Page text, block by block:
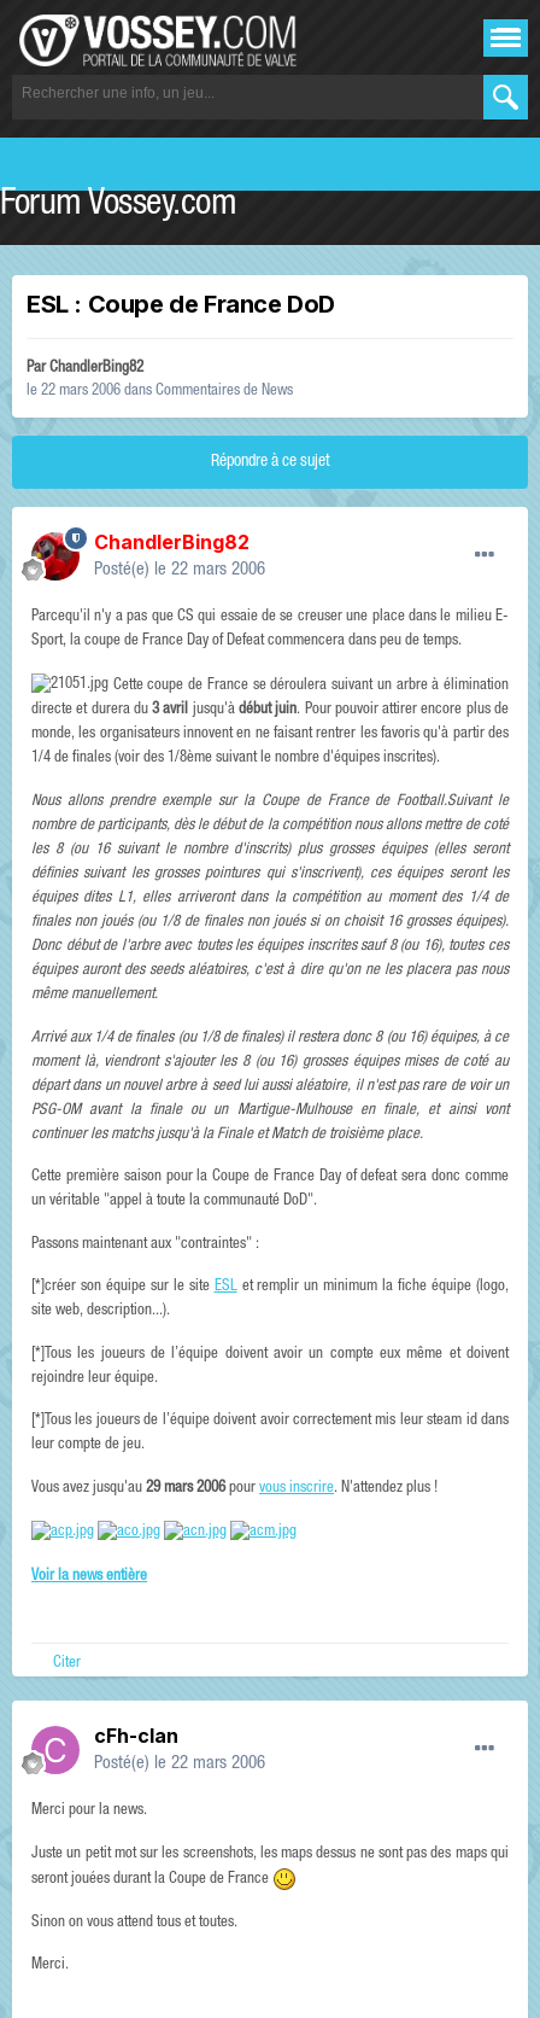
Forum Vossey.com
ESL : Coupe de France DoD
ParChandlerBing82
le 22 mars 2006 dans Commentaires de News
Répondre à ce sujet
ChandlerBing82
Posté(e) le 22 mars 2006
Parcequ'il n'y a pas que CS qui essaie de se creuser une place dans le milieu E-
Sport, la coupe de France Day of Defeat commencera dans peu de temps.
Cette coupe de France se déroulera suivant un arbre à élimination
directe et durera du3 avril jusqu'àdébut juin. Pour pouvoir attirer encore plus de
monde, les organisateurs innovent en ne faisant rentrer les favoris qu'à partir des
1/4 de finales (voir des 1/8ème suivant le nombre d'équipes inscrites).
Nous allons prendre exemple sur la Coupe de France de Football.Suivant le
nombre de participants, dès le début de la compétition nous allons mettre de coté
les 8 (ou 16 suivant le nombre d'inscrits) plus grosses équipes (elles seront
définies suivant les grosses pointures qui s'inscrivent), ces équipes seront les
équipes dites L1, elles arriveront dans la compétition au moment des 1/4 de
finales non joués (ou 1/8 de finales non joués si on choisit 16 grosses équipes).
Donc début de l'arbre avec toutes les équipes inscrites sauf 8 (ou 16), toutes ces
équipes auront des seeds aléatoires, c'est à dire qu'on ne les placera pas nous
même manuellement.
Arrivé aux 1/4 de finales (ou 1/8 de finales) il restera donc 8 (ou 16) équipes, à ce
moment là, viendront s'ajouter les 8 (ou 16) grosses équipes mises de coté au
départ dans un nouvel arbre à seed lui aussi aléatoire, il n'est pas rare de voir un
PSG-OM avant la finale ou un Martigue-Mulhouse en finale, et ainsi vont
continuer les matchs jusqu'à la Finale et Match de troisième place.
Cette première saison pour la Coupe de France Day of defeat sera donc comme
un véritable "appel à toute la communauté DoD".
Passons maintenant aux "contraintes" :
[*]créer son équipe sur le site ESLet remplir un minimum la fiche équipe (logo,
site web, description...).
[*]Tous les joueurs de l’équipe doivent avoir un compte eux même et doivent
rejoindre leur équipe.
[*]Tous les joueurs de l’équipe doivent avoir correctement mis leur steam id dans
leur compte de jeu.
Vous avez jusqu'au 29 mars 2006pour vous inscrire. N'attendez plus !
Voir la news entière
Citer
cFh-clan
Posté(e) le 22 mars 2006
Merci pour la news.
Juste un petit mot sur les screenshots, les maps dessus ne sont pas des maps qui
seront jouées durant la Coupe de France
Sinon on vous attend tous et toutes.
Merci.